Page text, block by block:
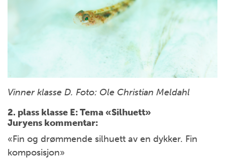
Vinner klasse D. Foto: Ole Christian Meldahl
2. plass klasse E: Tema «Silhuett»
Juryens kommentar:
«Fin og drømmende silhuett av en dykker. Fin
komposisjon»